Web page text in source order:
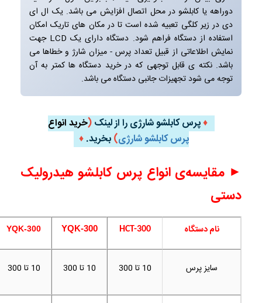
دوراهه یا کابلشو در محل اتصال افزایش می باشد. یک ال ای
دی در زیر کلگی تعبیه شده است تا در مکان های تاریک امکان
استفاده از دستگاه فراهم شود. دستگاه دارای یک LCD جهت
نمایش اطلاعاتی از قبیل تعداد پرس - میزان شارژ و خطاها می
باشد. نکته ی قابل توجهی که در خرید دستگاه ها کمتر به آن
توجه می شود تجهیزات جانبی دستگاه می باشد.
♦پرس کابلشو شارژی را از لینک(خریدانواع
پرس کابلشو شارژی)بخرید.♦
►مقایسه‌ی انواع پرس کابلشو هیدرولیک
دستی
نام دستگاه HCT-300
YQK-300
YQK-300
سایز پرس 10 تا 300 10 تا 300 10 تا 300